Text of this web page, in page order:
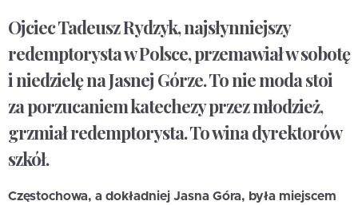
Ojciec Tadeusz Rydzyk, najsłynniejszy
redemptorysta w Polsce, przemawiał w sobotę
i niedzielę na Jasnej Górze. To nie moda stoi
za porzucaniem katechezy przez młodzież,
grzmiał redemptorysta. To wina dyrektorów
szkół.
Częstochowa, a dokładniej Jasna Góra, była miejscem